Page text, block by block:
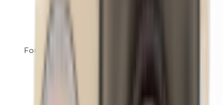
Formaldehyd